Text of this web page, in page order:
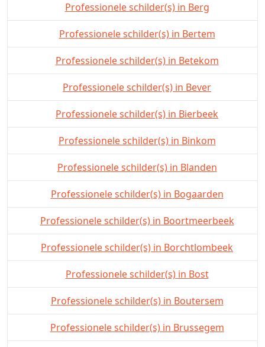
Professionele schilder(s) in Berg
Professionele schilder(s) in Bertem
Professionele schilder(s) in Betekom
Professionele schilder(s) in Bever
Professionele schilder(s) in Bierbeek
Professionele schilder(s) in Binkom
Professionele schilder(s) in Blanden
Professionele schilder(s) in Bogaarden
Professionele schilder(s) in Boortmeerbeek
Professionele schilder(s) in Borchtlombeek
Professionele schilder(s) in Bost
Professionele schilder(s) in Boutersem
Professionele schilder(s) in Brussegem